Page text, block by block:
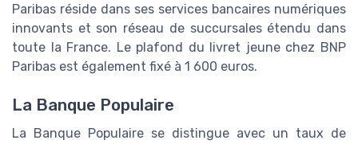
Paribas réside dans ses services bancaires numériques
innovants et son réseau de succursales étendu dans
toute la France. Le plafond du livret jeune chez BNP
Paribas est également fixé à 1 600 euros.
La Banque Populaire
La Banque Populaire se distingue avec un taux de